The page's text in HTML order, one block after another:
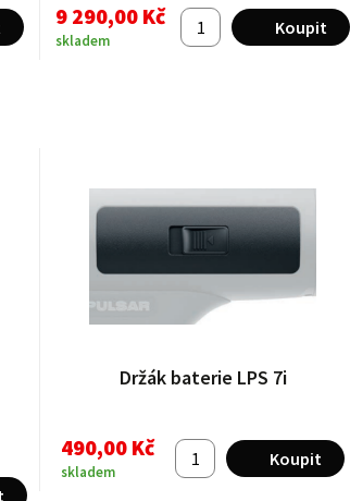
9 290,00 Kč
skladem
Držák baterie LPS 7i
490,00 Kč
skladem